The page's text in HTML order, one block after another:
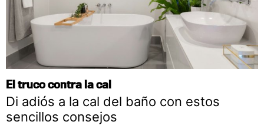
El truco contra la cal
Di adiós a la cal del baño con estos
sencillos consejos